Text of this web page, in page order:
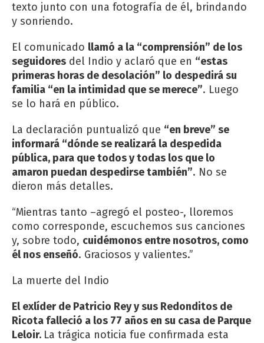
texto junto con una fotografía de él, brindando
y sonriendo.
El comunicado llamó a la “comprensión” de los
seguidores del Indio y aclaró que en “estas
primeras horas de desolación” lo despedirá su
familia “en la intimidad que se merece”. Luego
se lo hará en público.
La declaración puntualizó que “en breve” se
informará “dónde se realizará la despedida
pública, para que todos y todas los que lo
amaron puedan despedirse también”. No se
dieron más detalles.
“Mientras tanto –agregó el posteo-, lloremos
como corresponde, escuchemos sus canciones
y, sobre todo, cuidémonos entre nosotros, como
él nos enseñó. Graciosos y valientes.”
La muerte del Indio
El exlíder de Patricio Rey y sus Redonditos de
Ricota falleció a los 77 años en su casa de Parque
Leloir. La trágica noticia fue confirmada esta